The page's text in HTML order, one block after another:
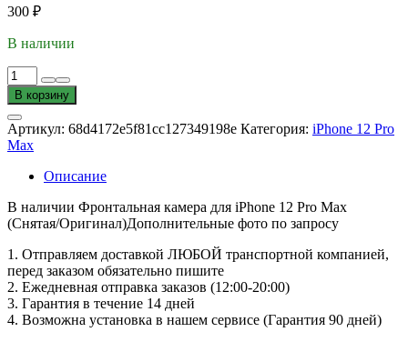
300 ₽
В наличии
Количество
товара
Фронтальная
камера
для
iPhone
Max
(Снятая/
В корзину
Артикул: 68d4172e5f81cc127349198e Категория: iPhone 12 Pro
Max
Описание
В наличии Фронтальная камера для iPhone 12 Pro Max
(Снятая/Оригинал)Дополнительные фото по запросу
1. Oтпpавляем доставкой ЛЮБОЙ транспортной компанией,
перед заказом обязательно пишите
2. Ежедневная отправка заказов (12:00-20:00)
3. Гарантия в течение 14 дней
4. Возможна установка в нашем сервисе (Гарантия 90 дней)